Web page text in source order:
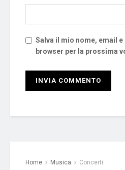
Salva il mio nome, email
browser per la prossima
Home Musica Concerti